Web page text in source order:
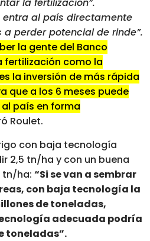
la fertilización”.
entra al país directamente
perder potencial de rinde”.
la gente del Banco
fertilización como la
la inversión de más rápida
que a los 6 meses puede
país en forma
Roulet.
con baja tecnología
2,5 tn/ha y con un buena
tn/ha: “Si se van a sembrar
con baja tecnología la
de toneladas,
adecuada podría
toneladas”.